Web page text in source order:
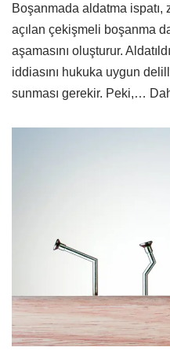
Boşanmada aldatma
açılan çekişmeli boşanma
aşamasını oluşturur.
iddiasını hukuka uygun
sunması gerekir. Peki,…